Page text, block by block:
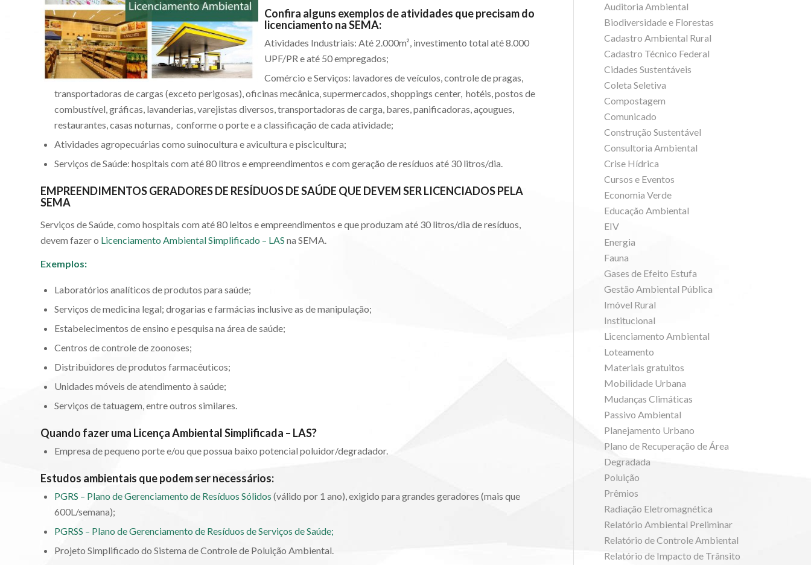
Confira alguns exemplos de atividades que precisam do
licenciamento na SEMA:
Atividades Industriais: Até 2.000m², investimento total até 8.000
UPF/PR e até 50 empregados;
Comércio e Serviços: lavadores de veículos, controle de pragas,
transportadoras de cargas (exceto perigosas), oficinas mecânica, supermercados, shoppings center, hotéis, postos de
combustível, gráficas, lavanderias, varejistas diversos, transportadoras de carga, bares, panificadoras, açougues,
restaurantes, casas noturnas, conforme o porte e a classificação de cada atividade;
Atividades agropecuárias como suinocultura e avicultura e piscicultura;
Serviços de Saúde: hospitais com até 80 litros e empreendimentos e com geração de resíduos até 30 litros/dia.
EMPREENDIMENTOS GERADORES DE RESÍDUOS DE SAÚDE QUE DEVEM SER LICENCIADOS PELA
SEMA
Serviços de Saúde, como hospitais com até 80 leitos e empreendimentos e que produzam até 30 litros/dia de resíduos,
devem fazer o Licenciamento Ambiental Simplificado – LAS na SEMA.
Exemplos:
Laboratórios analíticos de produtos para saúde;
Serviços de medicina legal; drogarias e farmácias inclusive as de manipulação;
Estabelecimentos de ensino e pesquisa na área de saúde;
Centros de controle de zoonoses;
Distribuidores de produtos farmacêuticos;
Unidades móveis de atendimento à saúde;
Serviços de tatuagem, entre outros similares.
Quando fazer uma Licença Ambiental Simplificada – LAS?
Empresa de pequeno porte e/ou que possua baixo potencial poluidor/degradador.
Estudos ambientais que podem ser necessários:
PGRS – Plano de Gerenciamento de Resíduos Sólidos (válido por 1 ano), exigido para grandes geradores (mais que
600L/semana);
PGRSS – Plano de Gerenciamento de Resíduos de Serviços de Saúde;
Projeto Simplificado do Sistema de Controle de Poluição Ambiental.
Auditoria Ambiental
Biodiversidade e Florestas
Cadastro Ambiental Rural
Cadastro Técnico Federal
Cidades Sustentáveis
Coleta Seletiva
Compostagem
Comunicado
Construção Sustentável
Consultoria Ambiental
Crise Hídrica
Cursos e Eventos
Economia Verde
Educação Ambiental
EIV
Energia
Fauna
Gases de Efeito Estufa
Gestão Ambiental Pública
Imóvel Rural
Institucional
Licenciamento Ambiental
Loteamento
Materiais gratuitos
Mobilidade Urbana
Mudanças Climáticas
Passivo Ambiental
Planejamento Urbano
Plano de Recuperação de Área
Degradada
Poluição
Prêmios
Radiação Eletromagnética
Relatório Ambiental Preliminar
Relatório de Controle Ambiental
Relatório de Impacto de Trânsito